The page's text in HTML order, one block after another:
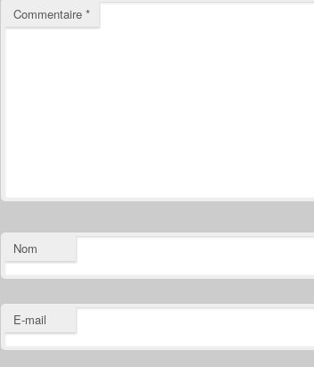
Commentaire *
Nom
E-mail